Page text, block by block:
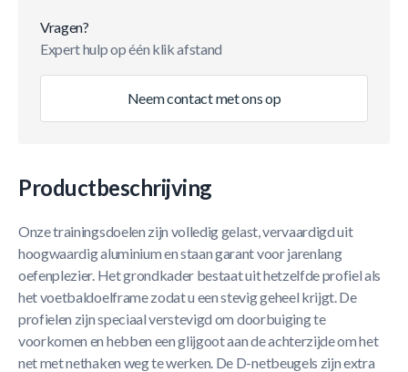
Vragen?
Expert hulp op één klik afstand
Neem contact met ons op
Productbeschrijving
Onze trainingsdoelen zijn volledig gelast, vervaardigd uit
hoogwaardig aluminium en staan garant voor jarenlang
oefenplezier. Het grondkader bestaat uit hetzelfde profiel als
het voetbaldoelframe zodat u een stevig geheel krijgt. De
profielen zijn speciaal verstevigd om doorbuiging te
voorkomen en hebben een glijgoot aan de achterzijde om het
net met nethaken weg te werken. De D-netbeugels zijn extra